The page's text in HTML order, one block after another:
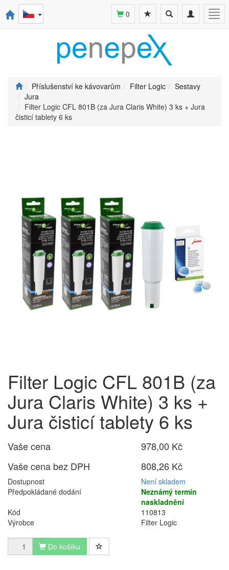
Toggle
navigation
Toggle
search
0
Příslušenství ke kávovarům Filter Logic
Sestavy
Jura
Filter Logic CFL 801B (za Jura Claris White) 3 ks + Jura
čisticí tablety 6 ks
Filter Logic CFL 801B (za
Jura Claris White) 3 ks +
Jura čisticí tablety 6 ks
Vaše cena
978,00 Kč
Vaše cena bez DPH
808,26 Kč
Dostupnost
Není skladem
Předpokládané dodání
Neznámý termín
naskladnění
Kód
110813
Výrobce
Filter Logic
Do košíku